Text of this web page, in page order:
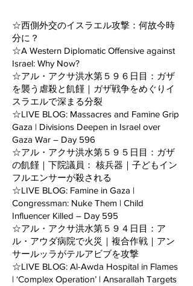
☆西側外交のイスラエル攻撃：何故今時
分に？
☆A Western Diplomatic Offensive against
Israel: Why Now?
☆アル・アクサ洪水第５９６日目：ガザ
を襲う虐殺と飢饉｜ガザ戦争をめぐりイ
スラエルで深まる分裂
☆LIVE BLOG: Massacres and Famine Grip
Gaza | Divisions Deepen in Israel over
Gaza War – Day 596
☆アル・アクサ洪水第５９５日目：ガザ
の飢饉｜下院議員： 核兵器｜子どもイン
フルエンサーが殺される
☆LIVE BLOG: Famine in Gaza |
Congressman: Nuke Them | Child
Influencer Killed – Day 595
☆アル・アクサ洪水第５９４日目：ア
ル・アウダ病院で火災｜複合作戦｜アン
サールッラがテルアビブを攻撃
☆LIVE BLOG: Al-Awda Hospital in Flames
| ‘Complex Operation’ | Ansarallah Targets